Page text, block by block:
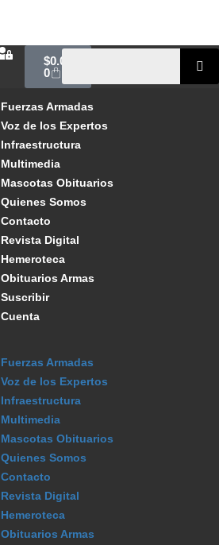
$0.00
0
Fuerzas Armadas
Voz de los Expertos
Infraestructura
Multimedia
Mascotas Obituarios
Quienes Somos
Contacto
Revista Digital
Hemeroteca
Obituarios Armas
Suscribir
Cuenta
Fuerzas Armadas
Voz de los Expertos
Infraestructura
Multimedia
Mascotas Obituarios
Quienes Somos
Contacto
Revista Digital
Hemeroteca
Obituarios Armas